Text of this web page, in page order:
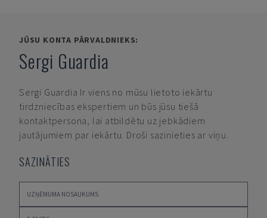
JŪSU KONTA PĀRVALDNIEKS:
Sergi Guardia
Sergi Guardia Ir viens no mūsu lietoto iekārtu
tirdzniecības ekspertiem un būs jūsu tiešā
kontaktpersona, lai atbildētu uz jebkādiem
jautājumiem par iekārtu. Droši sazinieties ar viņu.
SAZINĀTIES